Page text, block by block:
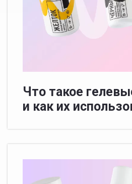
Что такое
и как их